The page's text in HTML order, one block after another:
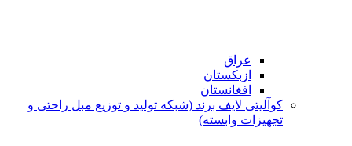
عراق
ازبکستان
افغانستان
کوآلیتی لایف برند (شبکه تولید و توزیع مبل راحتی و
تجهیزات وابسته)